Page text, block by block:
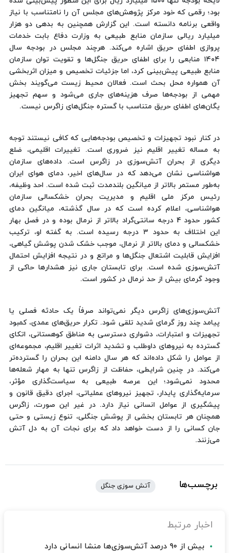
بود؛ رقمی که خود مرکز پژوهش‌های مجلس آن را نامتناسب با نیاز
واقعی برنامه دانسته است. این گزارش همچنین به بدهی دو هزار
میلیارد ریالی سازمان منابع طبیعی به وزارت دفاع بابت خدمات
پروازی اطفای حریق اشاره می‌کند. هرچند مجلس در بودجه سال
۱۴۰۴ منابعی را برای اطفای حریق جنگل‌ها و تقویت توان سازمان
منابع طبیعی پیش‌بینی کرد، اما جزئیات تخصیص و میزان اثربخشی
آن همواره محل بحث است. فعالان محیط زیست می‌گویند بخش
مهمی از بودجه‌ها صرف هزینه‌های جاری می‌شود و سهم تجهیز
یگان‌های اطفای حریق متناسب با گستره جنگل‌های زاگرس نیست.
در کنار نبود تجهیزات و تخصیص بودجه‌هایی که کافی نیستند توجه
به مساله تغییر اقلیم نیز ضروری است. تغییرات اقلیمی، ضلع
دیگری از بحران آتش‌سوزی در زاگرس است. داده‌های سازمان
هواشناسی نشان می‌دهد که در سال‌های اخیر، دمای هوای ایران
به‌طور مستمر بالاتر از میانگین بلندمدت ثبت شده است. احد وظیفه،
رئیس مرکز ملی اقلیم و مدیریت بحران خشکسالی سازمان
هواشناسی، اعلام کرده است که در سال گذشته، میانگین دمای
کشور حدود 4 درجه سانتی‌گراد بالاتر از نرمال بوده و در فصل بهار
این اختلاف به حدود ۳ درجه رسیده است. به گفته او، ترکیب
خشکسالی و دمای بالاتر از نرمال، موجب خشک شدن پوشش گیاهی،
افزایش قابلیت اشتعال جنگل‌ها و مراتع و در نتیجه افزایش احتمال
آتش‌سوزی شده است. برای تابستان جاری نیز هشدارها حاکی از
وجود گرمای بیش از حد نرمال در کشور است.
آتش‌سوزی‌های زاگرس دیگر نمی‌تواند صرفاً یک حادثه فصلی یا
پیامد چند روز گرمای شدید تلقی شود. تکرار حریق‌های عمدی، کمبود
تجهیزات و اعتبارات، دشواری دسترسی به مناطق کوهستانی، اتکای
گسترده به نیروهای داوطلب و تشدید اثرات تغییر اقلیم، مجموعه‌ای
از عوامل را شکل داده‌اند که هر سال دامنه این بحران را گسترده‌تر
می‌کند. در چنین شرایطی، حفاظت از زاگرس تنها به مهار شعله‌ها
محدود نمی‌شود؛ این عرصه طبیعی به سیاست‌گذاری مؤثر،
سرمایه‌گذاری پایدار، تجهیز نیروهای عملیاتی، اجرای دقیق قانون و
پیشگیری از عوامل انسانی نیاز دارد. در غیر این صورت، زاگرس
همچنان هر تابستان بخشی از پوشش جنگلی، تنوع زیستی و حتی
جان کسانی را از دست خواهد داد که برای نجات آن به دل آتش
می‌زنند.
برچسب‌ها آتش سوزی جنگل
اخبار مرتبط
بیش از ۹۰ درصد آتش‌سوزی‌ها منشا انسانی دارد